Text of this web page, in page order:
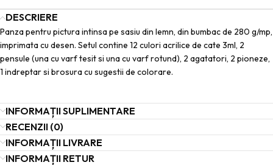
DESCRIERE
Panza pentru pictura intinsa pe sasiu din lemn, din bumbac de 280 g/mp,
imprimata cu desen. Setul contine 12 culori acrilice de cate 3ml, 2
pensule (una cu varf tesit si una cu varf rotund), 2 agatatori, 2 pioneze,
1 indreptar si brosura cu sugestii de colorare.
INFORMAȚII SUPLIMENTARE
RECENZII (0)
INFORMAȚII LIVRARE
INFORMAȚII RETUR